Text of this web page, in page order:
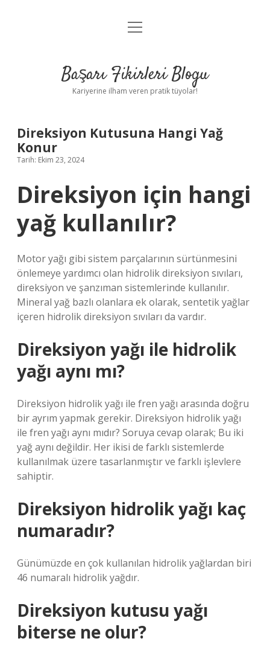
Anasayfa
Yasal Uyarı
menüyü
Başarı Fikirleri Blogu
Kariyerine ilham veren pratik tüyolar!
Direksiyon Kutusuna Hangi Yağ
Konur
Tarih: Ekim 23, 2024
Direksiyon için hangi
yağ kullanılır?
Motor yağı gibi sistem parçalarının sürtünmesini
önlemeye yardımcı olan hidrolik direksiyon sıvıları,
direksiyon ve şanzıman sistemlerinde kullanılır.
Mineral yağ bazlı olanlara ek olarak, sentetik yağlar
içeren hidrolik direksiyon sıvıları da vardır.
Direksiyon yağı ile hidrolik
yağı aynı mı?
Direksiyon hidrolik yağı ile fren yağı arasında doğru
bir ayrım yapmak gerekir. Direksiyon hidrolik yağı
ile fren yağı aynı mıdır? Soruya cevap olarak; Bu iki
yağ aynı değildir. Her ikisi de farklı sistemlerde
kullanılmak üzere tasarlanmıştır ve farklı işlevlere
sahiptir.
Direksiyon hidrolik yağı kaç
numaradır?
Günümüzde en çok kullanılan hidrolik yağlardan biri
46 numaralı hidrolik yağdır.
Direksiyon kutusu yağı
biterse ne olur?